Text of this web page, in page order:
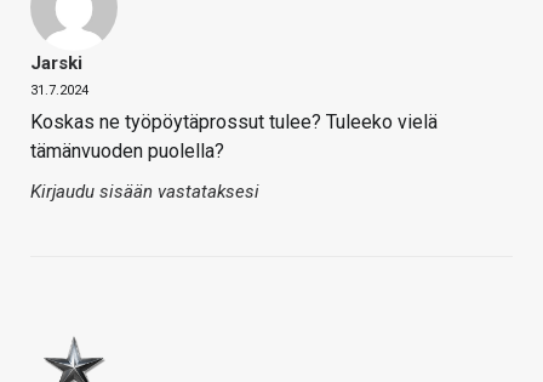
Jarski
31.7.2024
Koskas ne työpöytäprossut tulee? Tuleeko vielä
tämänvuoden puolella?
Kirjaudu sisään vastataksesi